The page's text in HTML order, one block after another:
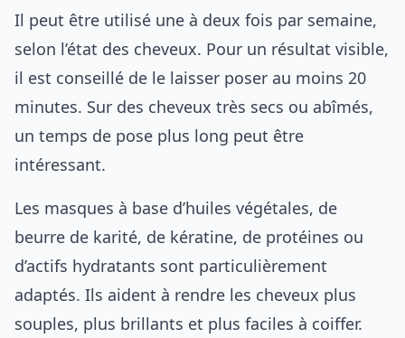
Il peut être utilisé une à deux fois par semaine,
selon l’état des cheveux. Pour un résultat visible,
il est conseillé de le laisser poser au moins 20
minutes. Sur des cheveux très secs ou abîmés,
un temps de pose plus long peut être
intéressant.
Les masques à base d’huiles végétales, de
beurre de karité, de kératine, de protéines ou
d’actifs hydratants sont particulièrement
adaptés. Ils aident à rendre les cheveux plus
souples, plus brillants et plus faciles à coiffer.